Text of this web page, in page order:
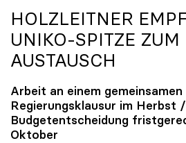
HOLZLEITNER
UNIKO-SPITZE ZUM
AUSTAUSCH
Arbeit an einem
Regierungsklausur im Herbst /
Budgetentscheidung
Oktober